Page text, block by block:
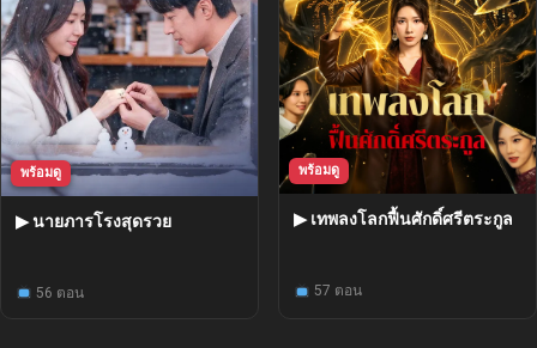
พร้อมดู
▶ นายภารโรงสุดรวย
56 ตอน
พร้อมดู
▶ เทพลงโลกฟื้นศักดิ์ศรีตระกูล
57 ตอน